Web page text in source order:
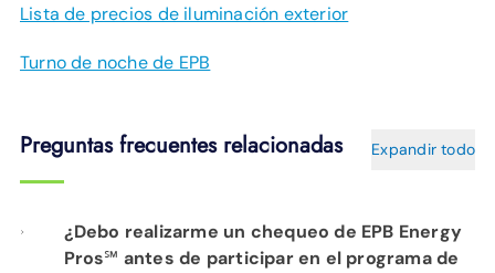
Lista de precios de iluminación exterior
Turno de noche de EPB
Preguntas frecuentes relacionadas Expandir todo
¿Debo realizarme un chequeo de EPB Energy
Pros℠ antes de participar en el programa de